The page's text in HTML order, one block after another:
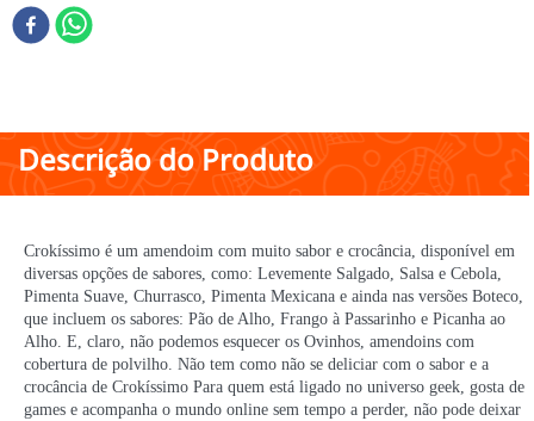
Descrição do Produto
Crokíssimo é um amendoim com muito sabor e crocância, disponível em
diversas opções de sabores, como: Levemente Salgado, Salsa e Cebola,
Pimenta Suave, Churrasco, Pimenta Mexicana e ainda nas versões Boteco,
que incluem os sabores: Pão de Alho, Frango à Passarinho e Picanha ao
Alho. E, claro, não podemos esquecer os Ovinhos, amendoins com
cobertura de polvilho. Não tem como não se deliciar com o sabor e a
crocância de Crokíssimo Para quem está ligado no universo geek, gosta de
games e acompanha o mundo online sem tempo a perder, não pode deixar